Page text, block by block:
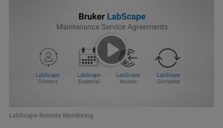
LabScape-Remote Monitoring